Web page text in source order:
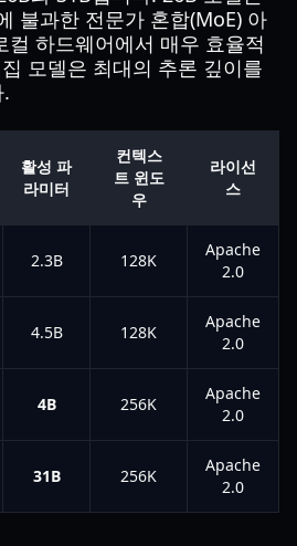
불과한 전문가 혼합(MoE) 아
컬 하드웨어에서 매우 효율적
모델은 최대의 추론 깊이를
활성 파
라미터
컨텍스
트 윈도
우
라이선
스
2.3B 128K
Apache
2.0
4.5B 128K
Apache
2.0
4B 256K
Apache
2.0
31B 256K
Apache
2.0